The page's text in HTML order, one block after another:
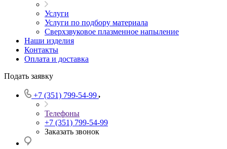
Услуги
Услуги по подбору материала
Сверхзвуковое плазменное напыление
Наши изделия
Контакты
Оплата и доставка
Подать заявку
+7 (351) 799-54-99
Телефоны
+7 (351) 799-54-99
Заказать звонок